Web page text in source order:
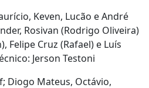
Keven, Lucão e André
Rosivan (Rodrigo Oliveira)
Felipe Cruz (Rafael) e Luís
Jerson Testoni
Diogo Mateus, Octávio,